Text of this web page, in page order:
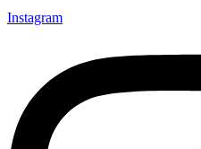
Instagram